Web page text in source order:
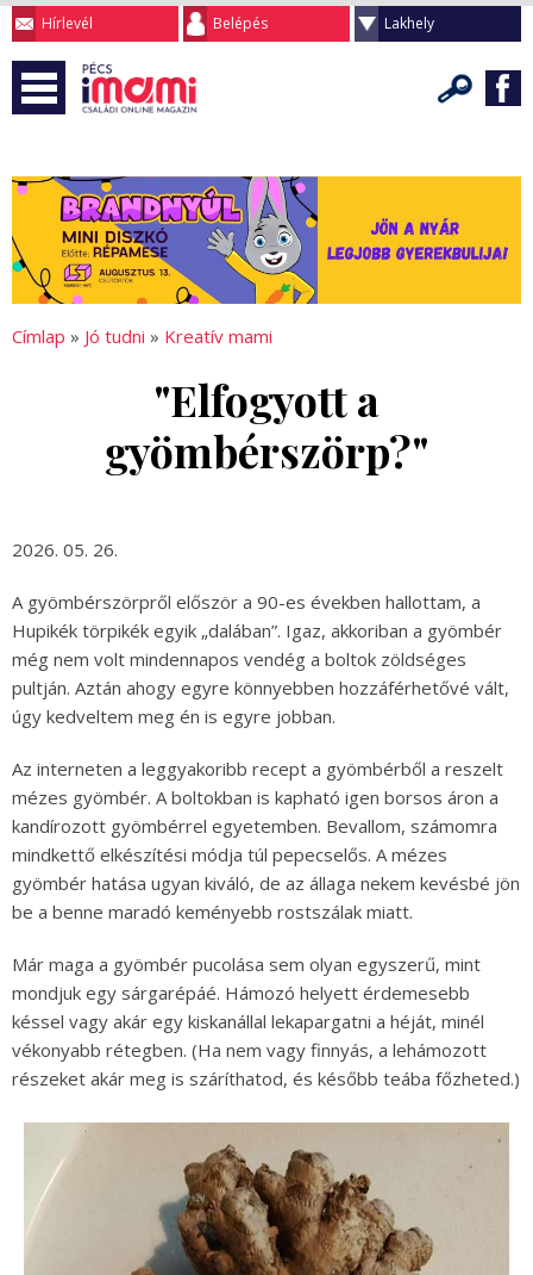
Hírlevél Belépés Lakhely
Címlap » Jó tudni » Kreatív mami
"Elfogyott a
gyömbérszörp?"
2026. 05. 26.
A gyömbérszörpről először a 90-es években hallottam, a
Hupikék törpikék egyik „dalában”. Igaz, akkoriban a gyömbér
még nem volt mindennapos vendég a boltok zöldséges
pultján. Aztán ahogy egyre könnyebben hozzáférhetővé vált,
úgy kedveltem meg én is egyre jobban.
Az interneten a leggyakoribb recept a gyömbérből a reszelt
mézes gyömbér. A boltokban is kapható igen borsos áron a
kandírozott gyömbérrel egyetemben. Bevallom, számomra
mindkettő elkészítési módja túl pepecselős. A mézes
gyömbér hatása ugyan kiváló, de az állaga nekem kevésbé jön
be a benne maradó keményebb rostszálak miatt.
Már maga a gyömbér pucolása sem olyan egyszerű, mint
mondjuk egy sárgarépáé. Hámozó helyett érdemesebb
késsel vagy akár egy kiskanállal lekapargatni a héját, minél
vékonyabb rétegben. (Ha nem vagy finnyás, a lehámozott
részeket akár meg is száríthatod, és később teába főzheted.)